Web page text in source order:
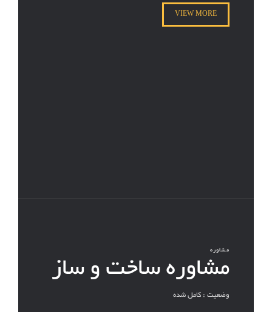
VIEW MORE
مشاوره
مشاوره ساخت و ساز
وضعیت : کامل شده